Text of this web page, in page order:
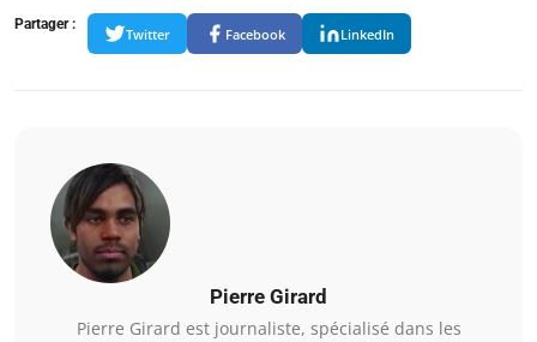
Partager :
Twitter Facebook LinkedIn
Pierre Girard
Pierre Girard est journaliste, spécialisé dans les